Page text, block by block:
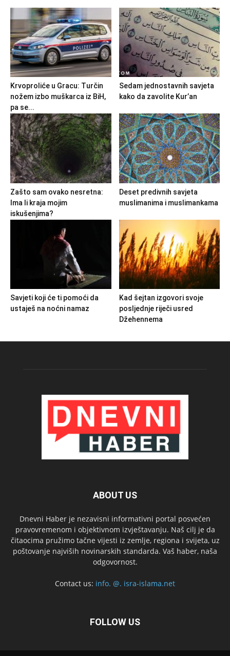
Krvoproliće u Gracu: Turčin
nožem izbo muškarca iz BiH,
pa se...
Sedam jednostavnih savjeta
kako da zavolite Kur’an
Zašto sam ovako nesretna:
Ima li kraja mojim
iskušenjima?
Deset predivnih savjeta
muslimanima i muslimankama
Savjeti koji će ti pomoći da
ustaješ na noćni namaz
Kad šejtan izgovori svoje
posljednje riječi usred
Džehennema
ABOUT US
Dnevni Haber je nezavisni informativni portal posvećen
pravovremenom i objektivnom izvještavanju. Naš cilj je da
čitaocima pružimo tačne vijesti iz zemlje, regiona i svijeta, uz
poštovanje najviših novinarskih standarda. Vaš haber, naša
odgovornost.
Contact us: info. @. isra-islama.net
FOLLOW US